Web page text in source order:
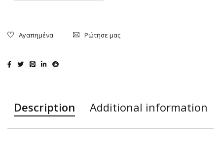
Ρώτησε μας
Description Additional information